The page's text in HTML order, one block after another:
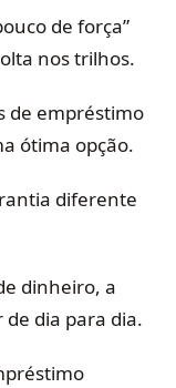
de força”
nos trilhos.
de empréstimo
ótima opção.
diferente
dinheiro, a
dia para dia.